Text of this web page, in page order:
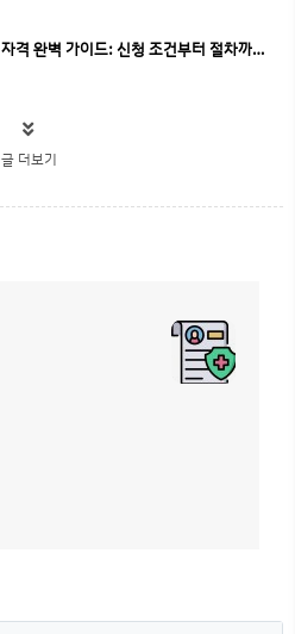
햇살론15 대출 자격 완벽 가이드: 신청 조건부터 절차까지 7가지 필수 정보
글 더보기